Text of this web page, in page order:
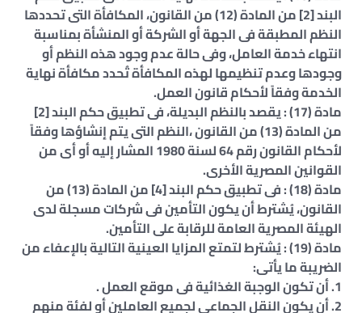
البند [2] من المادة (12) من القانون، المكافأة التى تحددها
النظم المطبقة فى الجهة أو الشركة أو المنشأة بمناسبة
انتهاء خدمة العامل، وفى حالة عدم وجود هذه النظم أو
وجودها وعدم تنظيمها لهذه المكافأة تُحدد مكافأة نهاية
الخدمة وفقاً لأحكام قانون العمل.
مادة (17) : يقصد بالنظم البديلة، فى تطبيق حكم البند [2]
من المادة (13) من القانون ،النظم التى يتم إنشاؤها وفقاً
لأحكام القانون رقم 64 لسنة 1980 المشار إليه أو أى من
القوانين المصرية الأخرى.
مادة (18) : فى تطبيق حكم البند [4] من المادة (13) من
القانون، يُشترط أن يكون التأمين فى شركات مسجلة لدى
الهيئة المصرية العامة للرقابة على التأمين.
مادة (19) : يُشترط لتمتع المزايا العينية التالية بالإعفاء من
الضريبة ما يأتى:
1. أن تكون الوجبة الغذائية فى موقع العمل .
2. أن يكون النقل الجماعي لجميع العاملين أو لفئة منهم